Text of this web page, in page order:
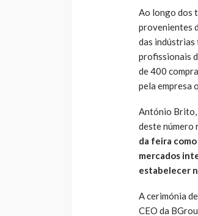
Ao longo dos
provenientes
das indústrias
profissionais
de 400
pela empresa
António Brito,
deste número
da feira
mercados
estabelecer
A cerimónia
CEO da